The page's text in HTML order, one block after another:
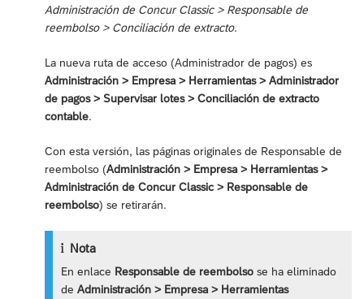
Administración de Concur Classic > Responsable de
reembolso > Conciliación de extracto.
La nueva ruta de acceso (Administrador de pagos) es
Administración > Empresa > Herramientas > Administrador
de pagos > Supervisar lotes > Conciliación de extracto
contable.
Con esta versión, las páginas originales de Responsable de
reembolso (Administración > Empresa > Herramientas >
Administración de Concur Classic > Responsable de
reembolso) se retirarán.
Nota
En enlace Responsable de reembolso se ha eliminado
deAdministración > Empresa > Herramientas